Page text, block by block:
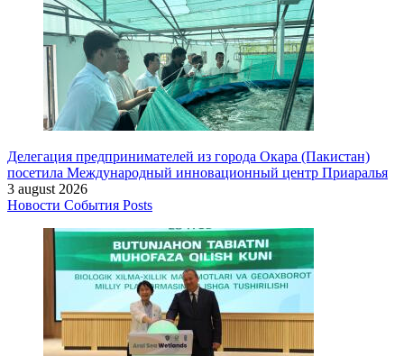
Делегация предпринимателей из города Окара (Пакистан)
посетила Международный инновационный центр Приаралья
3 august 2026
Новости События Posts